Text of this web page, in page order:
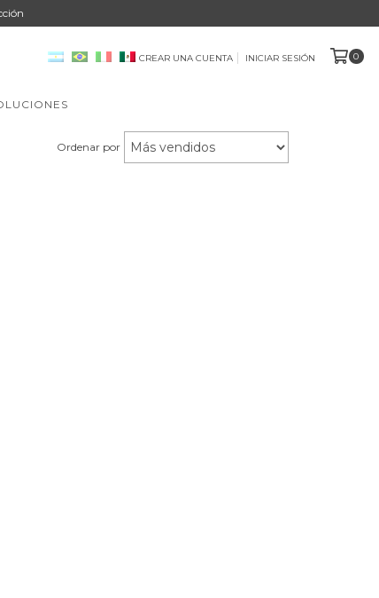
CREAR UNA CUENTA INICIAR SESIÓN 0
Ordenar por